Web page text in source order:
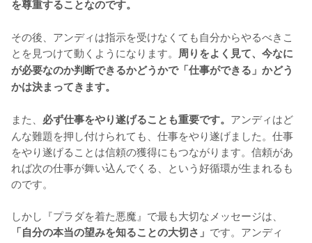
を尊重することなのです。
その後、アンディは指示を受けなくても自分からやるべきこ
とを見つけて動くようになります。 周りをよく見て、今なに
が必要なのか判断できるかどうかで「仕事ができる」かどう
かは決まってきます。
また、 必ず仕事をやり遂げることも重要です。 アンディはど
んな難題を押し付けられても、仕事をやり遂げました。仕事
をやり遂げることは信頼の獲得にもつながります。信頼があ
れば次の仕事が舞い込んでくる、という好循環が生まれるも
のです。
しかし『プラダを着た悪魔』で最も大切なメッセージは、
「自分の本当の望みを知ることの大切さ」 です。アンディ